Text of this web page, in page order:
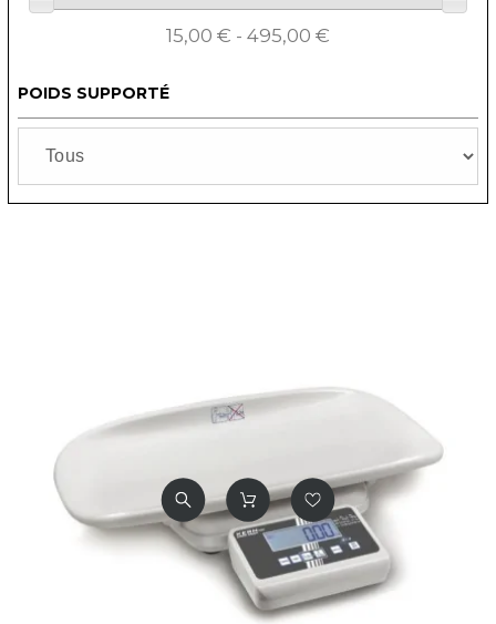
15,00 € - 495,00 €
POIDS SUPPORTÉ